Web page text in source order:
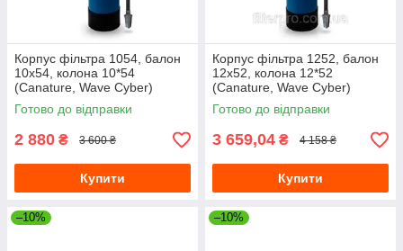
Корпус фільтра 1054, балон
10х54, колона 10*54
(Canature, Wave Cyber)
10"х54" з трубою
Готово до відправки
2 880 ₴ 3 600 ₴
Купити
Корпус фільтра 1252, балон
12х52, колона 12*52
(Canature, Wave Cyber)
12"х52" з трубою та дистриб.
Готово до відправки
3 659,04 ₴ 4 158 ₴
Купити
–10% –10%